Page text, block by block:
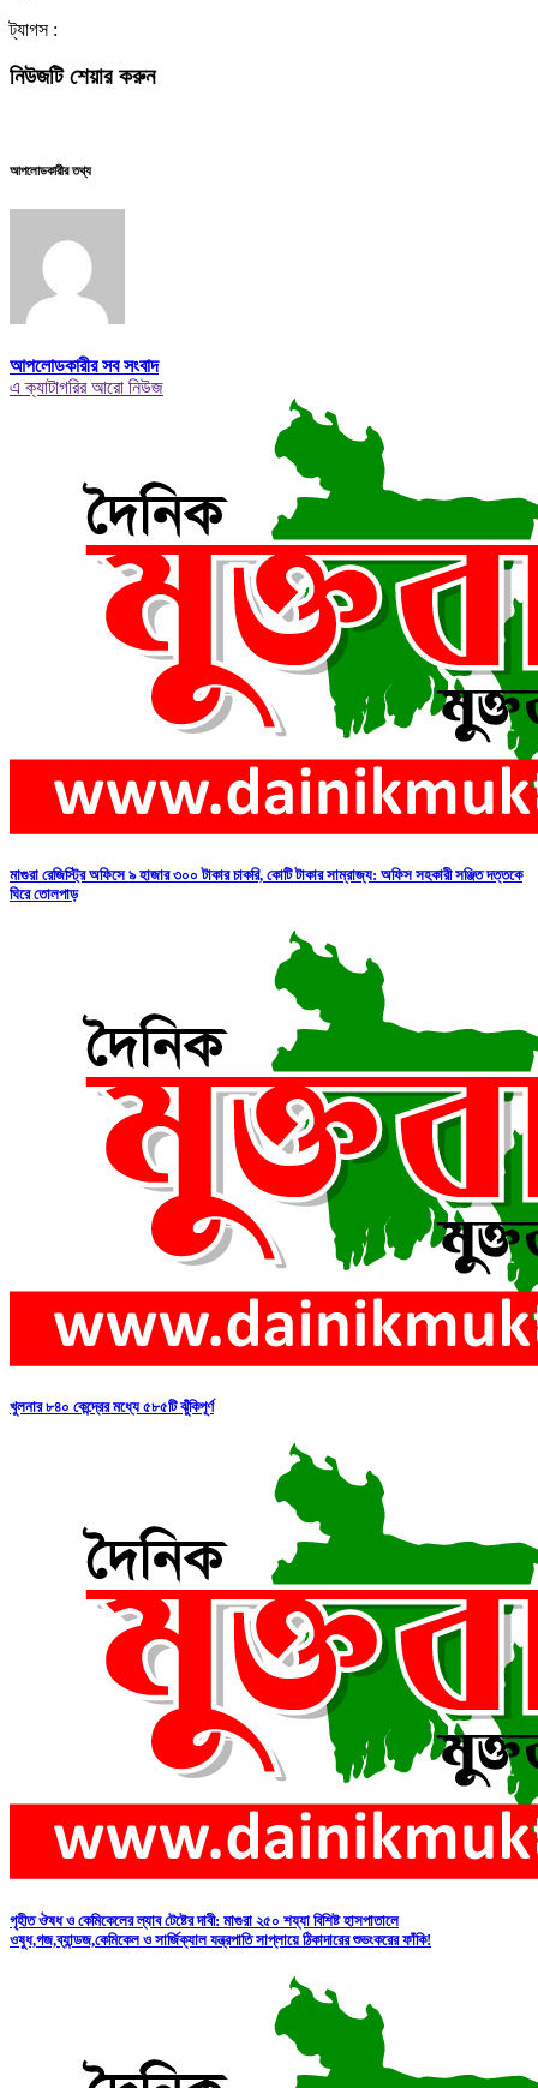
ট্যাগস :
নিউজটি শেয়ার করুন
আপলোডকারীর তথ্য
আপলোডকারীর সব সংবাদ
এ ক্যাটাগরির আরো নিউজ
মাগুরা রেজিস্ট্রি অফিসে ৯ হাজার ৩০০ টাকার চাকরি, কোটি টাকার সাম্রাজ্য: অফিস সহকারী সঞ্জিত দত্তকে
ঘিরে তোলপাড়
খুলনার ৮৪০ কেন্দ্রের মধ্যে ৫৮৫টি ঝুঁকিপূর্ণ
গৃহীত ঔষধ ও কেমিকেলের ল্যাব টেষ্টের দাবী: মাগুরা ২৫০ শয্যা বিশিষ্ট হাসপাতালে
ওষুধ,গজ,ব্যান্ডজ,কেমিকেল ও সার্জিক্যাল যন্ত্রপাতি সাপ্লায়ে ঠিকাদারের শুভংকরের ফাঁকি!